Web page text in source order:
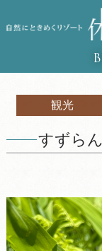
観光
すずら